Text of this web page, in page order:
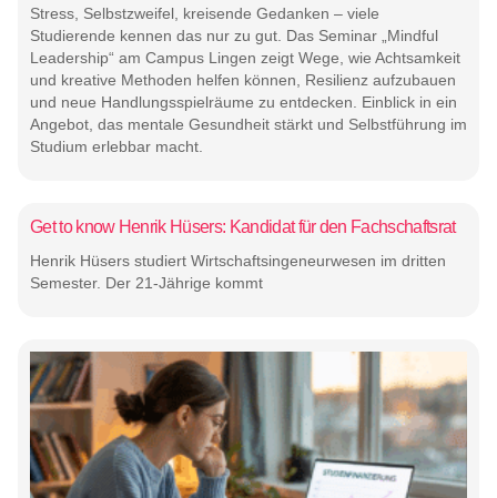
Stress, Selbstzweifel, kreisende Gedanken – viele
Studierende kennen das nur zu gut. Das Seminar „Mindful
Leadership“ am Campus Lingen zeigt Wege, wie Achtsamkeit
und kreative Methoden helfen können, Resilienz aufzubauen
und neue Handlungsspielräume zu entdecken. Einblick in ein
Angebot, das mentale Gesundheit stärkt und Selbstführung im
Studium erlebbar macht.
Get to know Henrik Hüsers: Kandidat für den Fachschaftsrat
Henrik Hüsers studiert Wirtschaftsingeneurwesen im dritten
Semester. Der 21-Jährige kommt